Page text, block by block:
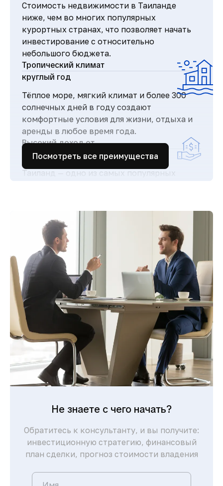
Стоимость недвижимости в Таиланде
ниже, чем во многих популярных
курортных странах, что позволяет начать
инвестирование с относительно
небольшого бюджета.
Тропический климат
круглый год
Тёплое море, мягкий климат и более 300
солнечных дней в году создают
комфортные условия для жизни, отдыха и
аренды в любое время года.
Высокий доход от
аренды
Таиланд — одно из самых популярных
высокий спрос на аренду недвижимости.
Простая и прозрачная
покупка
Понятная процедура покупки для
иностранцев и сопровождение юристов
делают сделки быстрыми и безопасными.
Комфортная жизнь и
развитая
инфраструктура
Современные больницы, международные
школы, торговые центры и высокий
уровень сервиса обеспечивают комфорт
для жизни и отдыха.
Посмотреть все преимущества
Не знаете с чего начать?
Обратитесь к консультанту, и вы получите:
инвестиционную стратегию, финансовый
план сделки, прогноз стоимости владения